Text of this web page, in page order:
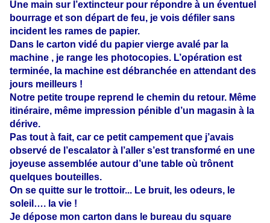
Une main sur l’extincteur pour répondre à un éventuel
bourrage et son départ de feu, je vois défiler sans
incident les rames de papier.
Dans le carton vidé du papier vierge avalé par la
machine , je range les photocopies. L’opération est
terminée, la machine est débranchée en attendant des
jours meilleurs !
Notre petite troupe reprend le chemin du retour. Même
itinéraire, même impression pénible d’un magasin à la
dérive.
Pas tout à fait, car ce petit campement que j’avais
observé de l’escalator à l’aller s’est transformé en une
joyeuse assemblée autour d’une table où trônent
quelques bouteilles.
On se quitte sur le trottoir... Le bruit, les odeurs, le
soleil…. la vie !
Je dépose mon carton dans le bureau du square